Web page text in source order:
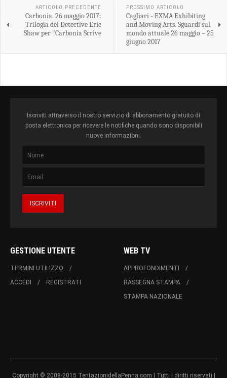
ARTICOLO PRECEDENTE
Carbonia. 26 maggio 2017:
Trilogia del Detective Eric
Shaw per "Carbonia Scrive
PROSSIMO ARTICOLO
Cagliari - EXMA Exhibiting
and Moving Arts. Sguardi sul
mondo attuale 26 maggio – 25
giugno 2017
Iscriviti attraverso il nostro servizio di abbonamento gratuito di
posta elettronica per ricevere le notifiche quando sono disponibili
nuove informazioni.
GESTIONE UTENTE
TERMINI UTILIZZO
ACCEDI
REGISTRATI
WEB TV
APPROFONDIMENTI
RASSEGNA STAMPA
STAMPA NAZIONALE
Copyright © 2008-2015 TentazionidellaPenna.com | Tutti i diritti riservati |